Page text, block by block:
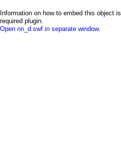
Information on how to embed this object
required plugin.
Open nn_d.swf in separate window.